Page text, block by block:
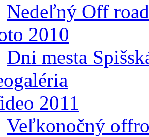
Nedeľný Off
2010
Dni mesta
2011
Veľkonočný